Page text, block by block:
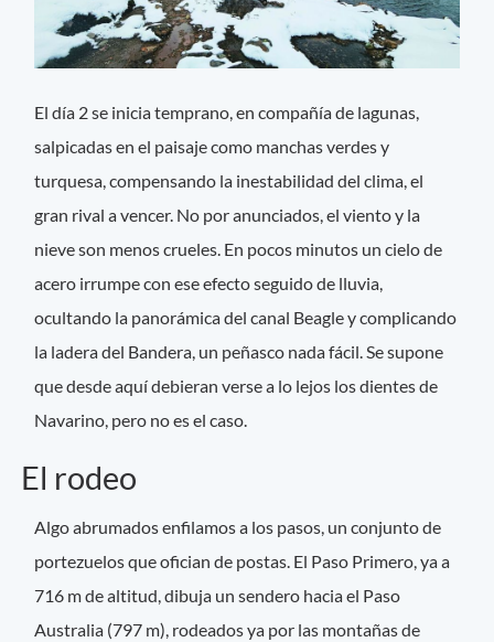
El día 2 se inicia temprano, en compañía de lagunas,
salpicadas en el paisaje como manchas verdes y
turquesa, compensando la inestabilidad del clima, el
gran rival a vencer. No por anunciados, el viento y la
nieve son menos crueles. En pocos minutos un cielo de
acero irrumpe con ese efecto seguido de lluvia,
ocultando la panorámica del canal Beagle y complicando
la ladera del Bandera, un peñasco nada fácil. Se supone
que desde aquí debieran verse a lo lejos los dientes de
Navarino, pero no es el caso.
El rodeo
Algo abrumados enfilamos a los pasos, un conjunto de
portezuelos que ofician de postas. El Paso Primero, ya a
716 m de altitud, dibuja un sendero hacia el Paso
Australia (797 m), rodeados ya por las montañas de